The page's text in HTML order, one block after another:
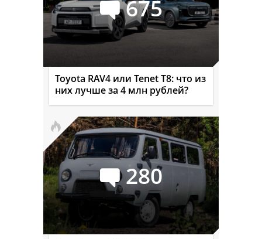
675
Toyota RAV4 или Tenet T8: что из
них лучше за 4 млн рублей?
280